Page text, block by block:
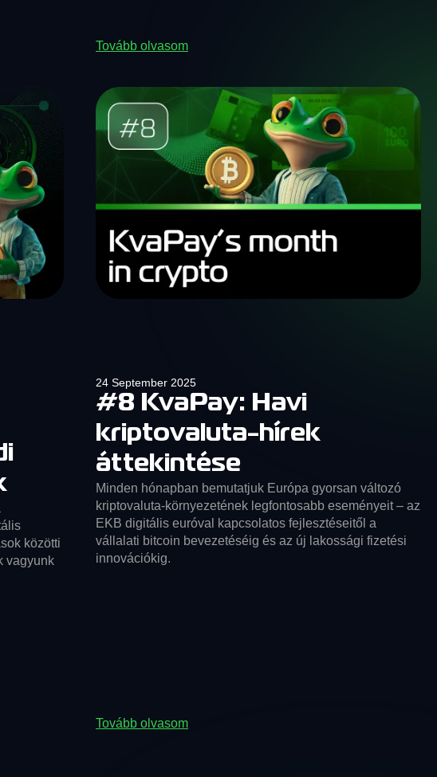
Tovább olvasom
közötti
vagyunk
24 September 2025
#8 KvaPay: Havi
kriptovaluta-hírek
áttekintése
Minden hónapban bemutatjuk Európa gyorsan változó
kriptovaluta-környezetének legfontosabb eseményeit – az
EKB digitális euróval kapcsolatos fejlesztéseitől a
vállalati bitcoin bevezetéséig és az új lakossági fizetési
innovációkig.
Tovább olvasom